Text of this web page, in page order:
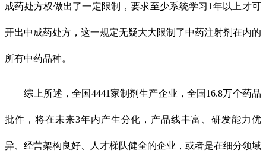
成药处方权做出了一定限制，要求至少系统学习1年以上才可
开出中成药处方，这一规定无疑大大限制了中药注射剂在内的
所有中药品种。
综上所述，全国4441家制剂生产企业，全国16.8万个药品
批件，将在未来3年内产生分化，产品线丰富、研发能力优
异、经营架构良好、人才梯队健全的企业，或者是在细分领域